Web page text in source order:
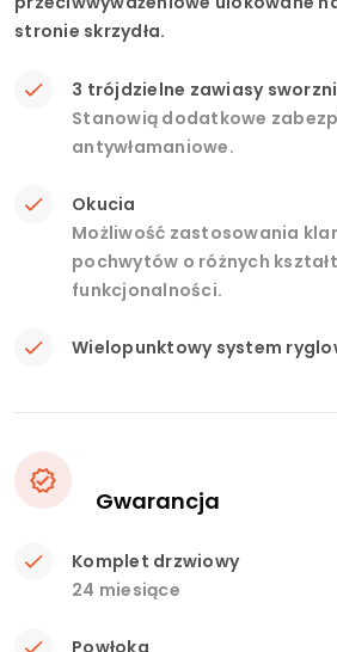
stronie skrzydła.
3 trójdzielne zawiasy
Stanowią dodatkowe
antywłamaniowe.
Okucia
Możliwość zastosowania
pochwytów o różnych
funkcjonalności.
Wielopunktowy system
Gwarancja
Komplet drzwiowy
24 miesiące
Powłoka